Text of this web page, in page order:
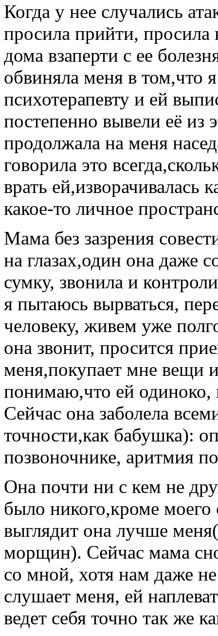
Когда у нее случались
просила прийти, просила
дома взаперти с ее
обвиняла меня в том,что
психотерапевту и ей
постепенно вывели её из
продолжала на меня
говорила это
врать ей,изворачивалась
какое-то личное
Мама без зазрения
на глазах,один она даже
сумку, звонила и
я пытаюсь вырваться,
человеку, живем уже
она звонит, просится
меня,покупает мне вещи
понимаю,что ей
Сейчас она заболела
точности,как бабушка):
позвоночнике, аритмия
Она почти ни с кем не
было никого,кроме моего
выглядит она лучше
морщин). Сейчас мама
со мной, хотя нам даже
слушает меня, ей
ведет себя точно так же